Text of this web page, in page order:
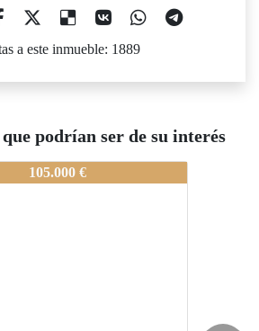
a este inmueble: 1889
podrían ser de su interés
55.000 €